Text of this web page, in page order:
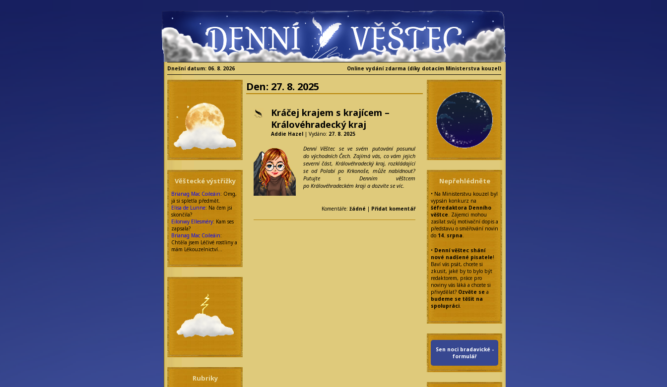
Dnešní datum: 06. 8. 2026 Online vydání zdarma (díky dotacím Ministerstva kouzel)
Věštecké výstřižky
Brianag Mac Coileáin: Omg,
já si spletla předmět.
Elisa de Lunne: Na čem jsi
skončila?
Eilonwy Ellesméry: Kam ses
zapsala?
Brianag Mac Coileáin:
Chtěla jsem Léčivé rostliny a
mám Lékouzelnictví…
Rubriky
Den: 27. 8. 2025
Kráčej krajem s krajícem –
Královéhradecký kraj
Addie Hazel | Vydáno: 27. 8. 2025
Denní Věštec se ve svém putování posunul
do východních Čech. Zajímá vás, co vám jejich
severní část, Královéhradecký kraj, rozkládající
se od Polabí po Krkonoše, může nabídnout?
Putujte s Denním věštcem
po Královéhradeckém kraji a dozvíte se víc.
Komentáře: žádné | Přidat komentář
Nepřehlédněte
• Na Ministerstvu kouzel byl
vypsán konkurz na
šéfredaktora Denního
věštce. Zájemci mohou
zasílat svůj motivační dopis a
představu o směřování novin
do 14. srpna.
• Denní věštec shání
nové nadšené pisatele!
Baví vás psát, chcete si
zkusit, jaké by to bylo být
redaktorem, práce pro
noviny vás láká a chcete si
přivydělat? Ozvěte se a
budeme se těšit na
spolupráci.
Sen noci bradavické -
formulář